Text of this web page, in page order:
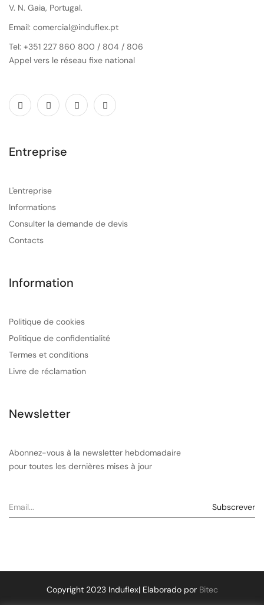
V. N. Gaia, Portugal.
Email: comercial@induflex.pt
Tel: +351 227 860 800 / 804 / 806
Appel vers le réseau fixe national
Entreprise
L'entreprise
Informations
Consulter la demande de devis
Contacts
Information
Politique de cookies
Politique de confidentialité
Termes et conditions
Livre de réclamation
Newsletter
Abonnez-vous à la newsletter hebdomadaire
pour toutes les dernières mises à jour
Copyright 2023 Induflex| Elaborado por Bitec